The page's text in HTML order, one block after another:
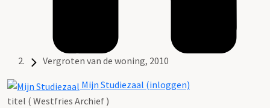
Vergroten van de woning, 2010
Mijn Studiezaal (inloggen)
titel ( Westfries Archief )